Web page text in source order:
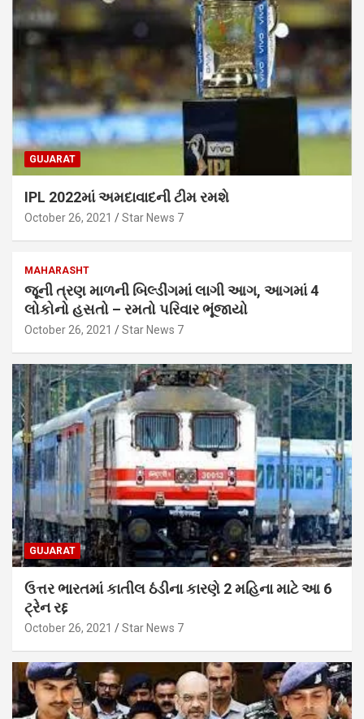
GUJARAT
IPL 2022માં અમદાવાદની ટીમ રમશે
October 26, 2021 Star News 7
MAHARASHT
જૂની ત્રણ માળની બિલ્ડીંગમાં લાગી આગ, આગમાં 4
લોકોનો હસતો – રમતો પરિવાર ભૂંજાયો
October 26, 2021 Star News 7
GUJARAT
ઉત્તર ભારતમાં કાતીલ ઠંડીના કારણે 2 મહિના માટે આ 6
ટ્રેન રદ્દ
October 26, 2021 Star News 7